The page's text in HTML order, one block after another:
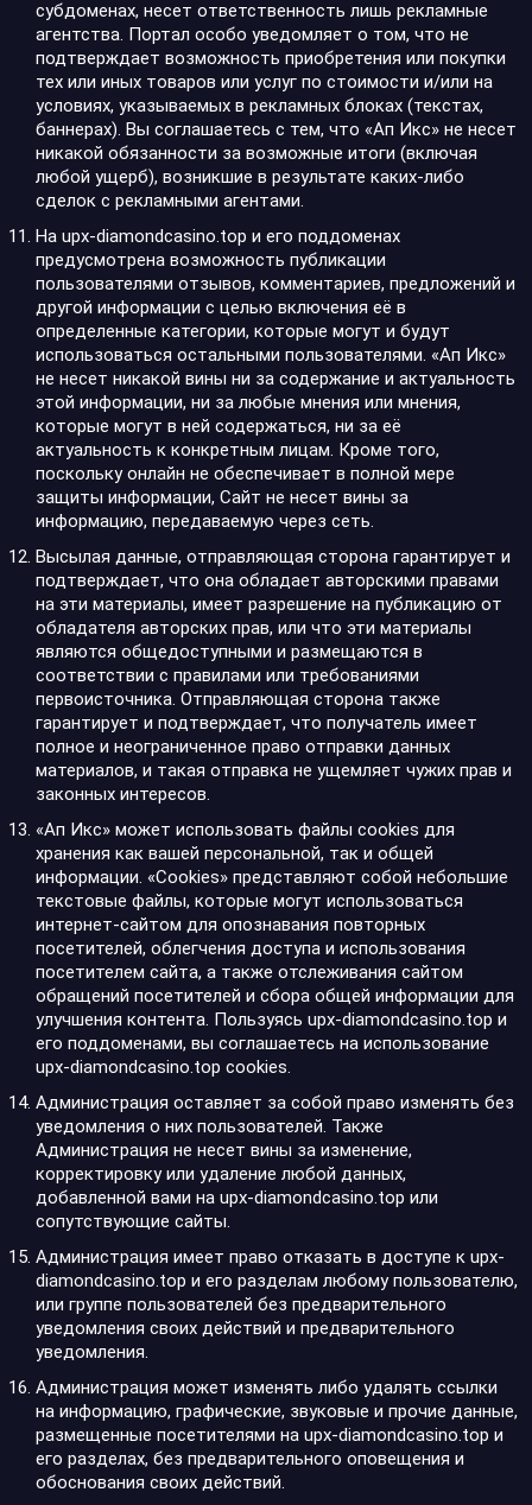
субдоменах, несет ответственность лишь рекламные
агентства. Портал особо уведомляет о том, что не
подтверждает возможность приобретения или покупки
тех или иных товаров или услуг по стоимости и/или на
условиях, указываемых в рекламных блоках (текстах,
баннерах). Вы соглашаетесь с тем, что «Ап Икс» не несет
никакой обязанности за возможные итоги (включая
любой ущерб), возникшие в результате каких-либо
сделок с рекламными агентами.
На upx-diamondcasino.top и его поддоменах
предусмотрена возможность публикации
пользователями отзывов, комментариев, предложений и
другой информации с целью включения её в
определенные категории, которые могут и будут
использоваться остальными пользователями. «Ап Икс»
не несет никакой вины ни за содержание и актуальность
этой информации, ни за любые мнения или мнения,
которые могут в ней содержаться, ни за её
актуальность к конкретным лицам. Кроме того,
поскольку онлайн не обеспечивает в полной мере
защиты информации, Сайт не несет вины за
информацию, передаваемую через сеть.
Высылая данные, отправляющая сторона гарантирует и
подтверждает, что она обладает авторскими правами
на эти материалы, имеет разрешение на публикацию от
обладателя авторских прав, или что эти материалы
являются общедоступными и размещаются в
соответствии с правилами или требованиями
первоисточника. Отправляющая сторона также
гарантирует и подтверждает, что получатель имеет
полное и неограниченное право отправки данных
материалов, и такая отправка не ущемляет чужих прав и
законных интересов.
«Ап Икс» может использовать файлы cookies для
хранения как вашей персональной, так и общей
информации. «Cookies» представляют собой небольшие
текстовые файлы, которые могут использоваться
интернет-сайтом для опознавания повторных
посетителей, облегчения доступа и использования
посетителем сайта, а также отслеживания сайтом
обращений посетителей и сбора общей информации для
улучшения контента. Пользуясь upx-diamondcasino.top и
его поддоменами, вы соглашаетесь на использование
upx-diamondcasino.top cookies.
Администрация оставляет за собой право изменять без
уведомления о них пользователей. Также
Администрация не несет вины за изменение,
корректировку или удаление любой данных,
добавленной вами на upx-diamondcasino.top или
сопутствующие сайты.
Администрация имеет право отказать в доступе к upx-
diamondcasino.top и его разделам любому пользователю,
или группе пользователей без предварительного
уведомления своих действий и предварительного
уведомления.
Администрация может изменять либо удалять ссылки
на информацию, графические, звуковые и прочие данные,
размещенные посетителями на upx-diamondcasino.top и
его разделах, без предварительного оповещения и
обоснования своих действий.